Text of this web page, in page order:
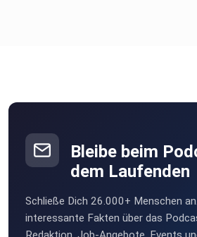
Bleibe beim
dem Laufenden
Schließe Dich 26.000+ Menschen
interessante Fakten über das